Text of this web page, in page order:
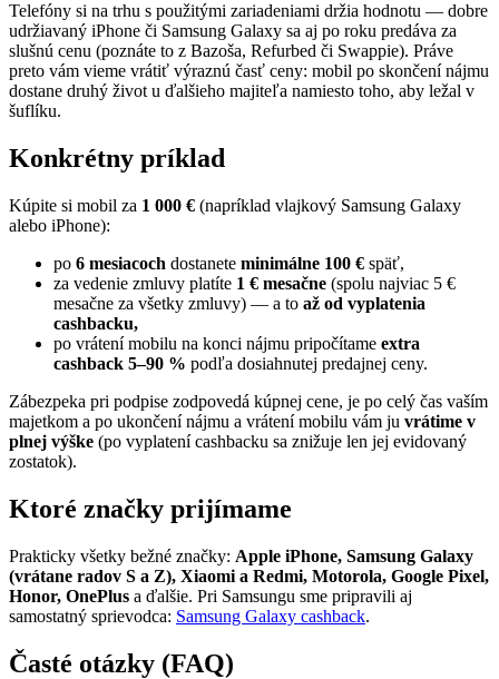
Telefóny si na trhu s použitými zariadeniami držia hodnotu — dobre
udržiavaný iPhone či Samsung Galaxy sa aj po roku predáva za
slušnú cenu (poznáte to z Bazoša, Refurbed či Swappie). Práve
preto vám vieme vrátiť výraznú časť ceny: mobil po skončení nájmu
dostane druhý život u ďalšieho majiteľa namiesto toho, aby ležal v
šuflíku.
Konkrétny príklad
Kúpite si mobil za 1 000 € (napríklad vlajkový Samsung Galaxy
alebo iPhone):
po 6 mesiacoch dostanete minimálne 100 € späť,
za vedenie zmluvy platíte 1 € mesačne (spolu najviac 5 €
mesačne za všetky zmluvy) — a to až od vyplatenia
cashbacku,
po vrátení mobilu na konci nájmu pripočítame extra
cashback 5–90 % podľa dosiahnutej predajnej ceny.
Zábezpeka pri podpise zodpovedá kúpnej cene, je po celý čas vaším
majetkom a po ukončení nájmu a vrátení mobilu vám ju vrátime v
plnej výške (po vyplatení cashbacku sa znižuje len jej evidovaný
zostatok).
Ktoré značky prijímame
Prakticky všetky bežné značky: Apple iPhone, Samsung Galaxy
(vrátane radov S a Z), Xiaomi a Redmi, Motorola, Google Pixel,
Honor, OnePlus a ďalšie. Pri Samsungu sme pripravili aj
samostatný sprievodca: Samsung Galaxy cashback.
Časté otázky (FAQ)